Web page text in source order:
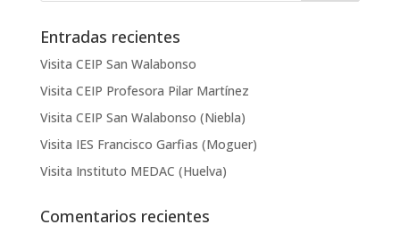
Entradas recientes
Visita CEIP San Walabonso
Visita CEIP Profesora Pilar Martínez
Visita CEIP San Walabonso (Niebla)
Visita IES Francisco Garfias (Moguer)
Visita Instituto MEDAC (Huelva)
Comentarios recientes